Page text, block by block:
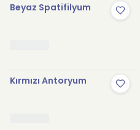
Beyaz Spatifilyum
Kırmızı Antoryum